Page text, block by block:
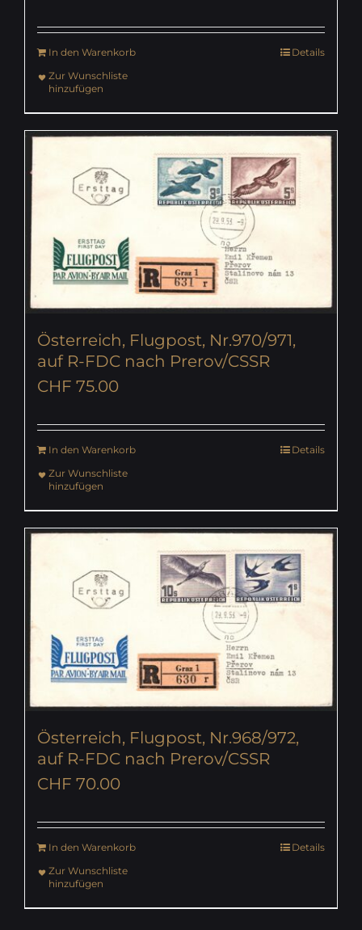
In den Warenkorb
Details
Zur Wunschliste
hinzufügen
Österreich, Flugpost, Nr.970/971,
auf R-FDC nach Prerov/CSSR
CHF 75.00
In den Warenkorb
Details
Zur Wunschliste
hinzufügen
Österreich, Flugpost, Nr.968/972,
auf R-FDC nach Prerov/CSSR
CHF 70.00
In den Warenkorb
Details
Zur Wunschliste
hinzufügen